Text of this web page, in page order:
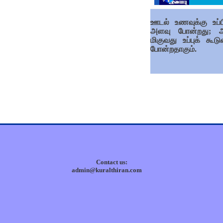
ஊடல் உணவுக்கு
அளவு போன்றது;
மிகுவது உப்புக்
போன்றதாகும்.
Contact us:
admin@kuralthiran.com